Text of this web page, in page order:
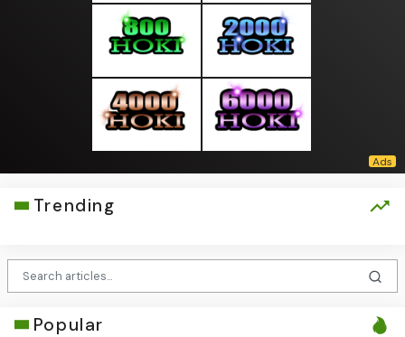
Trending
Popular